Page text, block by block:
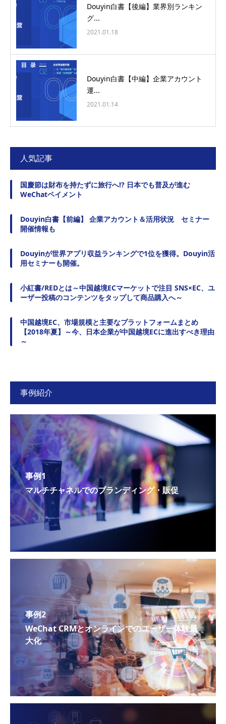
Douyin白書【後編】業界別ランキン
グ...
2021.01.18
Douyin白書【中編】企業アカウント
運...
2021.01.14
人気記事
国慶節は財布を持たずに旅行へ!? 日本でも普及が進む
WeChatペイメント
Douyin白書【前編】 企業アカウント＆活用状況 セミナー
開催情報も
Douyinが世界アプリ収益ランキングで1位を獲得。Douyin活
用セミナーも開催。
小紅書/REDとは～中国越境ECマーケットで注目 SNS×EC、ユ
ーザー投稿のコンテンツをタップして商品購入へ～
中国越境EC、市場規模と主要なプラットフォームまとめ
【2018年夏】～今、日本企業が中国越境ECに進出すべき理由
～
事例紹介
事例1
マルチチャネルでのブランディング・販促
事例2
WeChat CRMとオンラインでのユーザー体験最
大化